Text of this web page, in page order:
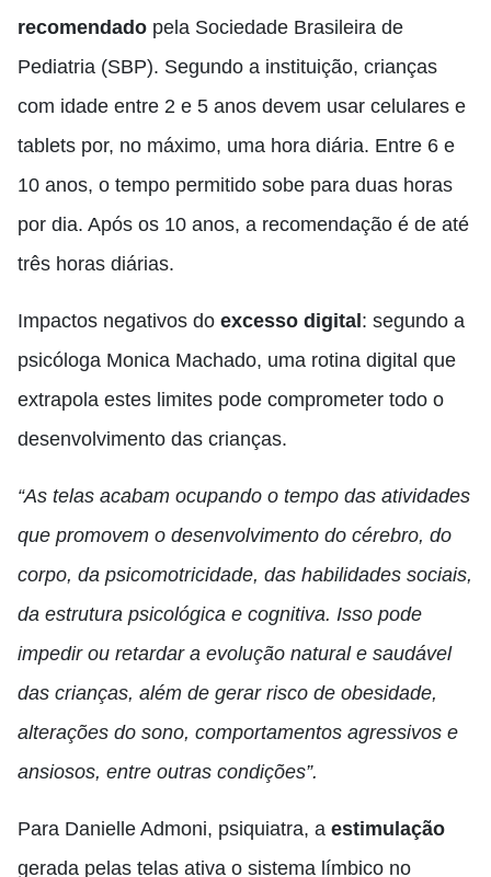
recomendado pela Sociedade Brasileira de
Pediatria (SBP). Segundo a instituição, crianças
com idade entre 2 e 5 anos devem usar celulares e
tablets por, no máximo, uma hora diária. Entre 6 e
10 anos, o tempo permitido sobe para duas horas
por dia. Após os 10 anos, a recomendação é de até
três horas diárias.
Impactos negativos do excesso digital : segundo a
psicóloga Monica Machado, uma rotina digital que
extrapola estes limites pode comprometer todo o
desenvolvimento das crianças.
“As telas acabam ocupando o tempo das atividades
que promovem o desenvolvimento do cérebro, do
corpo, da psicomotricidade, das habilidades sociais,
da estrutura psicológica e cognitiva. Isso pode
impedir ou retardar a evolução natural e saudável
das crianças, além de gerar risco de obesidade,
alterações do sono, comportamentos agressivos e
ansiosos, entre outras condições”.
Para Danielle Admoni, psiquiatra, a estimulação
gerada pelas telas ativa o sistema límbico no